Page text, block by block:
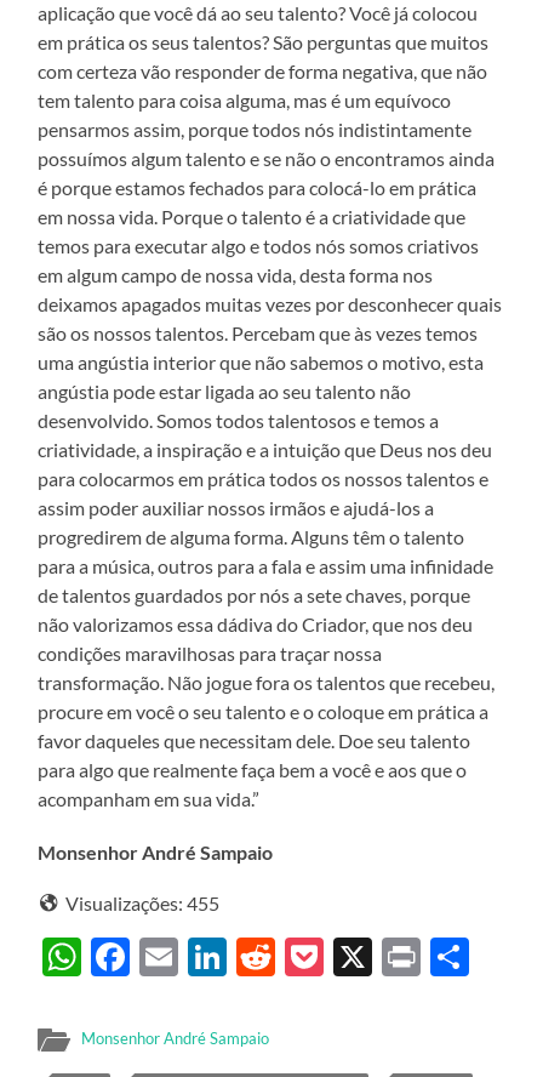
aplicação que você dá ao seu talento? Você já colocou
em prática os seus talentos? São perguntas que muitos
com certeza vão responder de forma negativa, que não
tem talento para coisa alguma, mas é um equívoco
pensarmos assim, porque todos nós indistintamente
possuímos algum talento e se não o encontramos ainda
é porque estamos fechados para colocá-lo em prática
em nossa vida. Porque o talento é a criatividade que
temos para executar algo e todos nós somos criativos
em algum campo de nossa vida, desta forma nos
deixamos apagados muitas vezes por desconhecer quais
são os nossos talentos. Percebam que às vezes temos
uma angústia interior que não sabemos o motivo, esta
angústia pode estar ligada ao seu talento não
desenvolvido. Somos todos talentosos e temos a
criatividade, a inspiração e a intuição que Deus nos deu
para colocarmos em prática todos os nossos talentos e
assim poder auxiliar nossos irmãos e ajudá-los a
progredirem de alguma forma. Alguns têm o talento
para a música, outros para a fala e assim uma infinidade
de talentos guardados por nós a sete chaves, porque
não valorizamos essa dádiva do Criador, que nos deu
condições maravilhosas para traçar nossa
transformação. Não jogue fora os talentos que recebeu,
procure em você o seu talento e o coloque em prática a
favor daqueles que necessitam dele. Doe seu talento
para algo que realmente faça bem a você e aos que o
acompanham em sua vida.”
Monsenhor André Sampaio
Visualizações: 455
WhatsApp
Facebook
EmailLinkedIn
Reddit
Pocket
X Print
Monsenhor André Sampaio